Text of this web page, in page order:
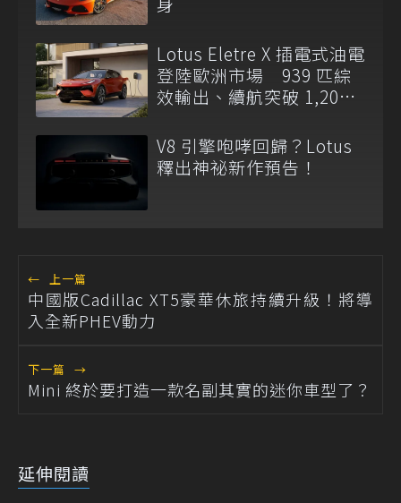
Lotus Eletre X 插電式油電
登陸歐洲市場 939 匹綜
效輸出、續航突破 1,200
V8 引擎咆哮回歸？Lotus
釋出神祕新作預告！
← 上一篇
中國版Cadillac XT5豪華休旅持續升級！將導
入全新PHEV動力
下一篇 →
Mini 終於要打造一款名副其實的迷你車型了？
延伸閱讀